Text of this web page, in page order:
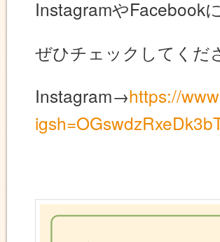
InstagramやFacebook
ぜひチェックしてくだ
Instagram→https://